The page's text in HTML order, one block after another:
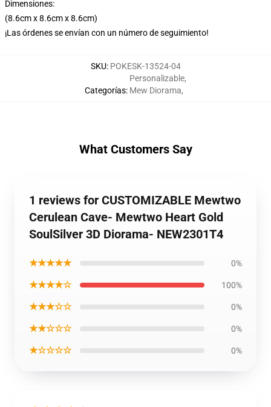
Dimensiones:
(8.6cm x 8.6cm x 8.6cm)
¡Las órdenes se envían con un número de seguimiento!
SKU: POKESK-13524-04
Categorías:
Personalizable,
Mew Diorama,
What Customers Say
1 reviews for CUSTOMIZABLE Mewtwo
Cerulean Cave- Mewtwo Heart Gold
SoulSilver 3D Diorama- NEW2301T4
★★★★★ 0%
★★★★☆ 100%
★★★☆☆ 0%
★★☆☆☆ 0%
★☆☆☆☆ 0%